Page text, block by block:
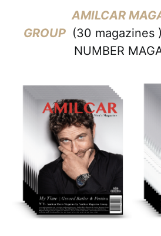
AMILCAR
GROUP (30 magazines
NUMBER